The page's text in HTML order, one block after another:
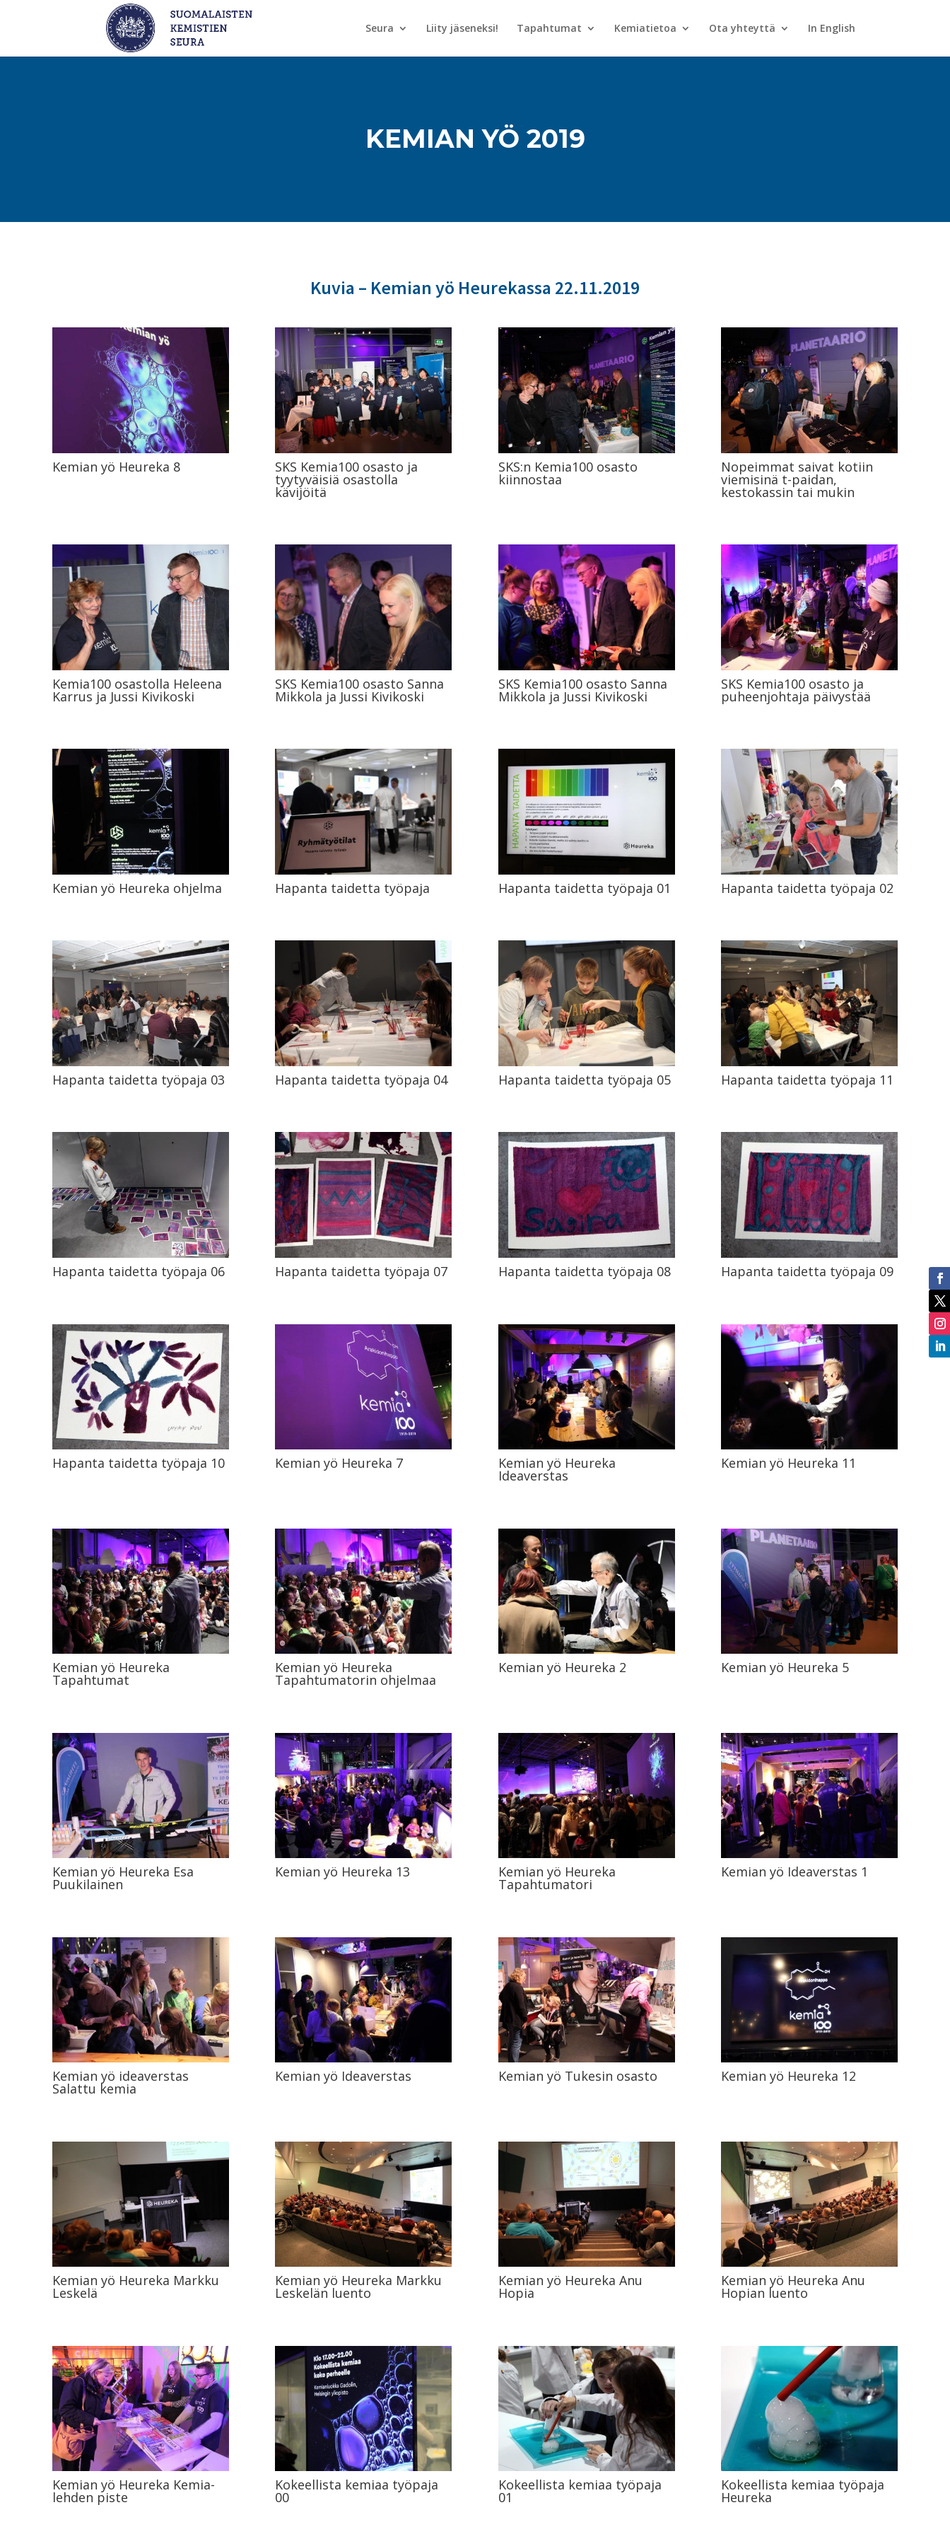
Seura Liity jäseneksi! Tapahtumat Kemiatietoa Ota yhteyttä In English
KEMIAN YÖ 2019
Kuvia – Kemian yö Heurekassa 22.11.2019
Kemian yö Heureka 8 SKS Kemia100 osasto ja
tyytyväisiä osastolla
kävijöitä
SKS:n Kemia100 osasto
kiinnostaa
Nopeimmat saivat kotiin
viemisinä t-paidan,
kestokassin tai mukin
Kemia100 osastolla Heleena
Karrus ja Jussi Kivikoski
SKS Kemia100 osasto Sanna
Mikkola ja Jussi Kivikoski
SKS Kemia100 osasto Sanna
Mikkola ja Jussi Kivikoski
SKS Kemia100 osasto ja
puheenjohtaja päivystää
Kemian yö Heureka ohjelma Hapanta taidetta työpaja Hapanta taidetta työpaja 01 Hapanta taidetta työpaja 02
Hapanta taidetta työpaja 03 Hapanta taidetta työpaja 04 Hapanta taidetta työpaja 05 Hapanta taidetta työpaja 11
Hapanta taidetta työpaja 06 Hapanta taidetta työpaja 07 Hapanta taidetta työpaja 08 Hapanta taidetta työpaja 09
Hapanta taidetta työpaja 10 Kemian yö Heureka 7 Kemian yö Heureka
Ideaverstas
Kemian yö Heureka 11
Kemian yö Heureka
Tapahtumat
Kemian yö Heureka
Tapahtumatorin ohjelmaa
Kemian yö Heureka 2 Kemian yö Heureka 5
Kemian yö Heureka Esa
Puukilainen
Kemian yö Heureka 13 Kemian yö Heureka
Tapahtumatori
Kemian yö Ideaverstas 1
Kemian yö ideaverstas
Salattu kemia
Kemian yö Ideaverstas Kemian yö Tukesin osasto Kemian yö Heureka 12
Kemian yö Heureka Markku
Leskelä
Kemian yö Heureka Markku
Leskelän luento
Kemian yö Heureka Anu
Hopia
Kemian yö Heureka Anu
Hopian luento
Kemian yö Heureka Kemia-
lehden piste
Kokeellista kemiaa työpaja
00
Kokeellista kemiaa työpaja
01
Kokeellista kemiaa työpaja
Heureka